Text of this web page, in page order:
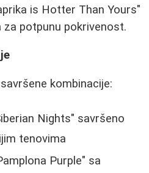
is Hotter Than Yours"
potpunu pokrivenost.
kombinacije:
Nights" savršeno
tenovima
Purple" sa